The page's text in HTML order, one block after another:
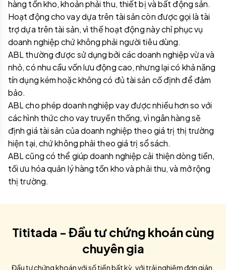
hàng tồn kho, khoản phải thu, thiết bị và bất động sản.
Hoạt động cho vay dựa trên tài sản còn được gọi là tài
trợ dựa trên tài sản, vì thế hoạt động này chỉ phục vụ
doanh nghiệp chứ không phải người tiêu dùng.
ABL thường được sử dụng bởi các doanh nghiệp vừa và
nhỏ, có nhu cầu vốn lưu động cao, nhưng lại có khả năng
tín dụng kém hoặc không có đủ tài sản cố định để đảm
bảo.
ABL cho phép doanh nghiệp vay được nhiều hơn so với
các hình thức cho vay truyền thống, vì ngân hàng sẽ
định giá tài sản của doanh nghiệp theo giá trị thị trường
hiện tại, chứ không phải theo giá trị sổ sách.
ABL cũng có thể giúp doanh nghiệp cải thiện dòng tiền,
tối ưu hóa quản lý hàng tồn kho và phải thu, và mở rộng
thị trường.
Tititada - Đầu tư chứng khoán cùng
chuyên gia
Đầu tư chứng khoán với số tiền bất kỳ, với trải nghiệm đơn giản,